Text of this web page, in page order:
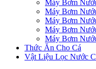
Máy Bơm
Máy Bơm
Máy Bơm
Máy Bơm
Máy Bơm
Thức Ăn Cho Cá
Vật Liệu Lọc Nước